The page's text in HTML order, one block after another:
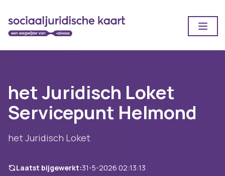
het Juridisch Loket
Servicepunt Helmond
het Juridisch Loket
Laatst bijgewerkt:31-5-2026 02:13:13